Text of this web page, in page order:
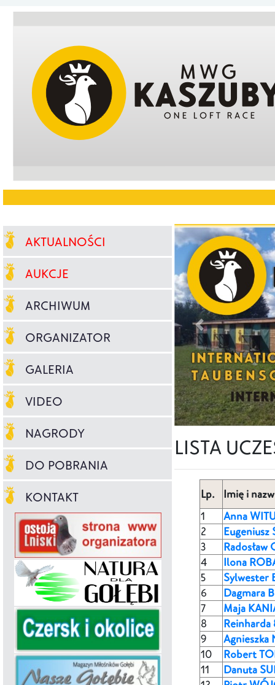
AKTUALNOŚCI
AUKCJE
ARCHIWUM
ORGANIZATOR
GALERIA
VIDEO
NAGRODY
DO POBRANIA
KONTAKT
LISTA
Lp.
Imię i
1
Anna
2
Eugeniusz
3
Radosław
4
Ilona
5
Sylwester
6
Dagmara
7
Maja
8
Reinharda
9
Agnieszka
10
Robert
11
Danuta